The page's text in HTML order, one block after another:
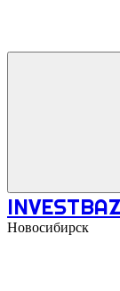
Новосибирск